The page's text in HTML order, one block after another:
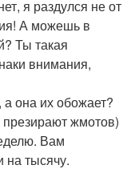
я раздулся не от
А можешь в
Ты такая
внимания,
а она их обожает?
жмотов)
Вам
на тысячу.